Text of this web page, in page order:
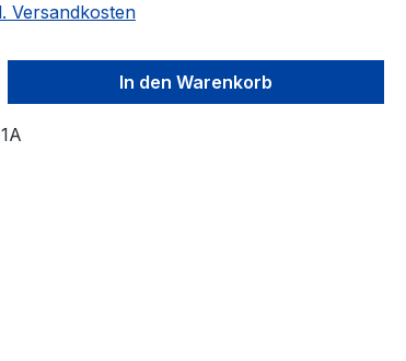
Versandkosten
Gib den gewünschten Wert
In den Warenkorb